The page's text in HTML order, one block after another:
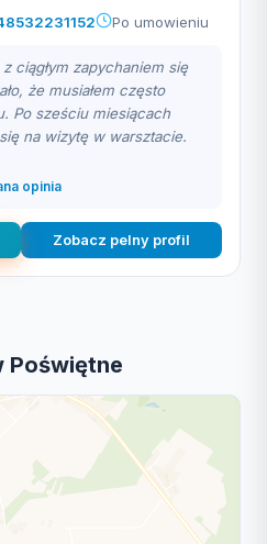
Po umowieniu
ciągłym zapychaniem się
że musiałem często
Po sześciu miesiącach
na wizytę w warsztacie.
opinia
Zobacz pelny profil
Poświętne